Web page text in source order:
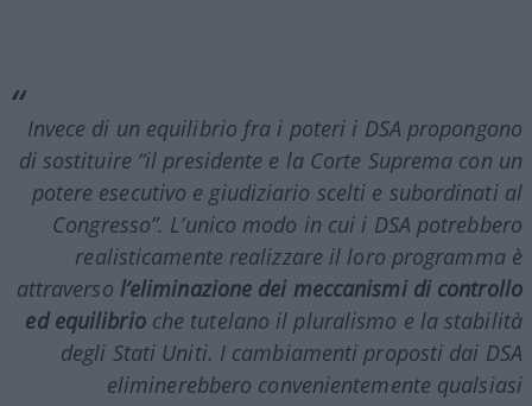
Invece di un equilibrio fra i poteri i DSA propongono
di sostituire “il presidente e la Corte Suprema con un
potere esecutivo e giudiziario scelti e subordinati al
Congresso”. L’unico modo in cui i DSA potrebbero
realisticamente realizzare il loro programma è
attraverso l’eliminazione dei meccanismi di controllo
ed equilibrioche tutelano il pluralismo e la stabilità
degli Stati Uniti. I cambiamenti proposti dai DSA
eliminerebbero convenientemente qualsiasi